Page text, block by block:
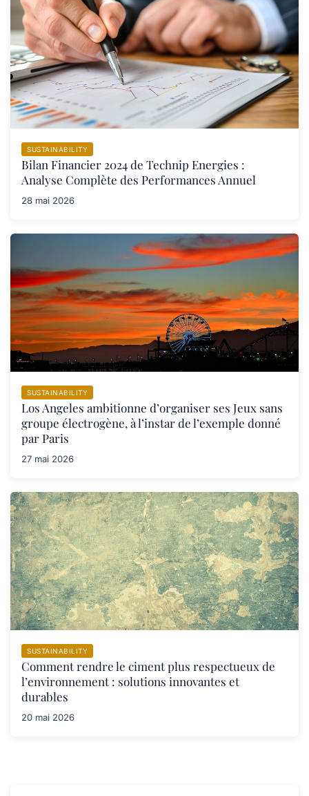
SUSTAINABILITY
Bilan Financier 2024 de Technip Energies :
Analyse Complète des Performances Annuel
28 mai 2026
SUSTAINABILITY
Los Angeles ambitionne d’organiser ses Jeux sans
groupe électrogène, à l’instar de l’exemple donné
par Paris
27 mai 2026
SUSTAINABILITY
Comment rendre le ciment plus respectueux de
l’environnement : solutions innovantes et
durables
20 mai 2026